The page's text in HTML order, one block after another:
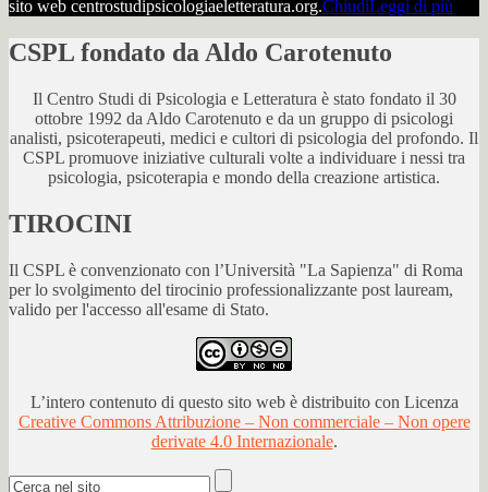
sito web centrostudipsicologiaeletteratura.org.ChiudiLeggi di più
CSPL fondato da Aldo Carotenuto
Il Centro Studi di Psicologia e Letteratura è stato fondato il 30
ottobre 1992 da Aldo Carotenuto e da un gruppo di psicologi
analisti, psicoterapeuti, medici e cultori di psicologia del profondo. Il
CSPL promuove iniziative culturali volte a individuare i nessi tra
psicologia, psicoterapia e mondo della creazione artistica.
TIROCINI
Il CSPL è convenzionato con l’Università "La Sapienza" di Roma
per lo svolgimento del tirocinio professionalizzante post lauream,
valido per l'accesso all'esame di Stato.
L’intero contenuto di questo sito web è distribuito con Licenza
Creative Commons Attribuzione – Non commerciale – Non opere
derivate 4.0 Internazionale.